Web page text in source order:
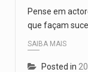
Pense em
que façam
SAIBA MAIS
Posted in